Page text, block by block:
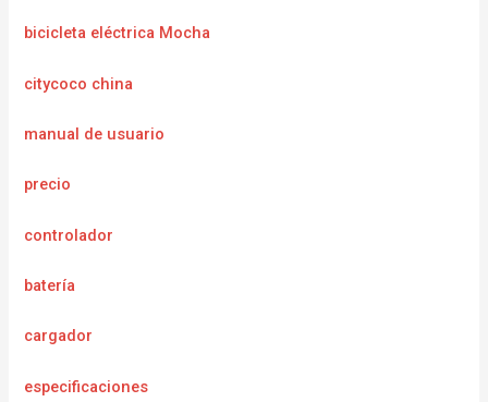
bicicleta eléctrica Mocha
citycoco china
manual de usuario
precio
controlador
batería
cargador
especificaciones